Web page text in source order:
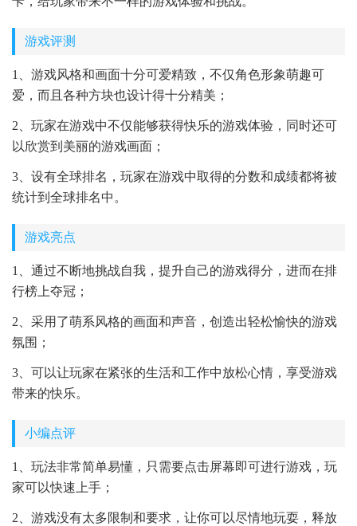
游戏评测
1、游戏风格和画面十分可爱精致，不仅角色形象萌趣可
爱，而且各种方块也设计得十分精美；
2、玩家在游戏中不仅能够获得快乐的游戏体验，同时还可
以欣赏到美丽的游戏画面；
3、设有全球排名，玩家在游戏中取得的分数和成绩都将被
统计到全球排名中。
游戏亮点
1、通过不断地挑战自我，提升自己的游戏得分，进而在排
行榜上夺冠；
2、采用了萌系风格的画面和声音，创造出轻松愉快的游戏
氛围；
3、可以让玩家在紧张的生活和工作中放松心情，享受游戏
带来的快乐。
小编点评
1、玩法非常简单易懂，只需要点击屏幕即可进行游戏，玩
家可以快速上手；
2、游戏没有太多限制和要求，让你可以尽情地玩耍，释放